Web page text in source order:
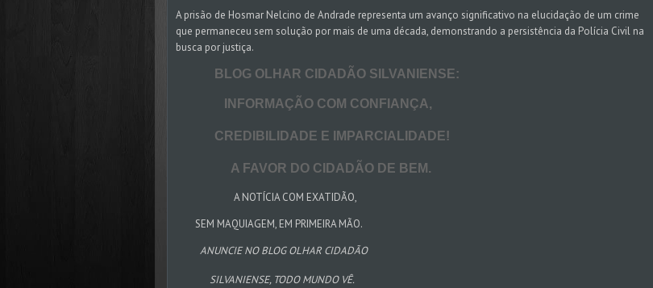
A prisão de Hosmar Nelcino de Andrade representa um avanço significativo na elucidação de um crime
que permaneceu sem solução por mais de uma década, demonstrando a persistência da Polícia Civil na
busca por justiça.
BLOG OLHAR CIDADÃO SILVANIENSE:
INFORMAÇÃO COM CONFIANÇA,
CREDIBILIDADE E IMPARCIALIDADE!
A FAVOR DO CIDADÃO DE BEM.
A NOTÍCIA COM EXATIDÃO,
SEM MAQUIAGEM, EM PRIMEIRA MÃO.
ANUNCIE NO BLOG OLHAR CIDADÃO
SILVANIENSE, TODO MUNDO VÊ.